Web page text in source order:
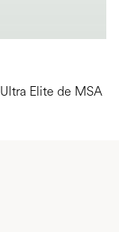
Elite de MSA